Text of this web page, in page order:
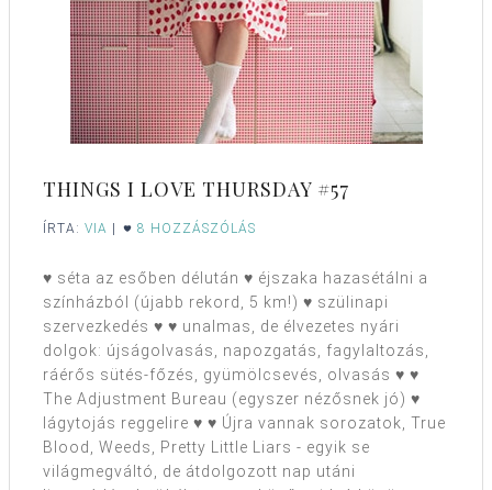
THINGS I LOVE THURSDAY #57
ÍRTA: VIA 8 HOZZÁSZÓLÁS
♥ séta az esőben délután ♥ éjszaka hazasétálni a
színházból (újabb rekord, 5 km!) ♥ szülinapi
szervezkedés ♥ ♥ unalmas, de élvezetes nyári
dolgok: újságolvasás, napozgatás, fagylaltozás,
ráérős sütés-főzés, gyümölcsevés, olvasás ♥ ♥
The Adjustment Bureau (egyszer nézősnek jó) ♥
lágytojás reggelire ♥ ♥ Újra vannak sorozatok, True
Blood, Weeds, Pretty Little Liars - egyik se
világmegváltó, de átdolgozott nap utáni